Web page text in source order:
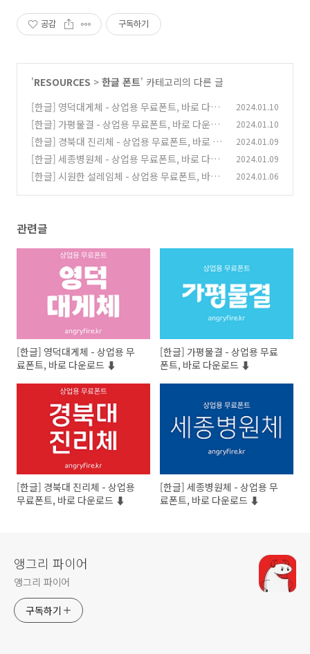
공감 구독하기
'RESOURCES > 한글 폰트' 카테고리의 다른 글
[한글] 영덕대게체 - 상업용 무료폰트, 바로 다운
로드 ⬇︎ (0)
2024.01.10
[한글] 가평물결 - 상업용 무료폰트, 바로 다운로
드 ⬇︎
(0)
2024.01.10
[한글] 경북대 진리체 - 상업용 무료폰트, 바로 다
운로드 ⬇︎ (0)
2024.01.09
[한글] 세종병원체 - 상업용 무료폰트, 바로 다운
로드 ⬇︎ (0)
2024.01.09
[한글] 시원한 설레임체 - 상업용 무료폰트, 바로
2024.01.06
관련글
[한글] 영덕대게체 - 상업용 무
료폰트, 바로 다운로드 ⬇︎
[한글] 가평물결 - 상업용 무료
폰트, 바로 다운로드 ⬇︎
[한글] 경북대 진리체 - 상업용
무료폰트, 바로 다운로드 ⬇︎
[한글] 세종병원체 - 상업용 무
료폰트, 바로 다운로드 ⬇︎
앵그리 파이어
앵그리 파이어
구독하기